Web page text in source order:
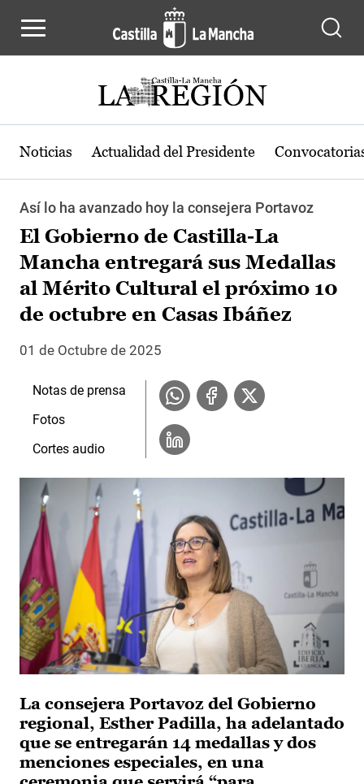
Noticias Actualidad del Presidente
Así lo ha avanzado hoy la consejera Portavoz
El Gobierno de Castilla-La
Mancha entregará sus Medallas
al Mérito Cultural el próximo 10
de octubre en Casas Ibáñez
01 de Octubre de 2025
La consejera Portavoz del Gobierno
regional, Esther Padilla, ha adelantado
que se entregarán 14 medallas y dos
menciones especiales, en una
Notas de prensa
Fotos
Cortes audio